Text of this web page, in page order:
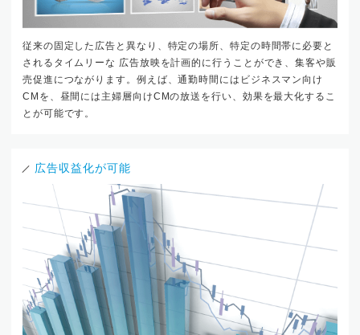
従来の固定した広告と異なり、特定の場所、特定の時間帯に必要と
されるタイムリーな 広告放映を計画的に行うことができ、集客や販
売促進につながります。例えば、通勤時間にはビジネスマン向け
CMを、昼間には主婦層向けCMの放送を行い、効果を最大化するこ
とが可能です。
広告収益化が可能